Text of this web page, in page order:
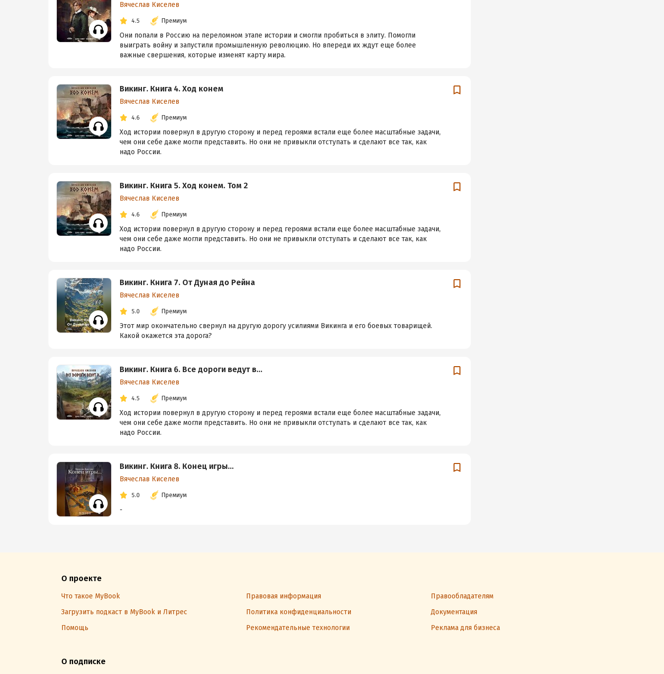
Вячеслав Киселев
4.5 Премиум
Они попали в Россию на переломном этапе истории и смогли пробиться в элиту. Помогли
выиграть войну и запустили промышленную революцию. Но впереди их ждут еще более
важные свершения, которые изменят карту мира.
Викинг. Книга 4. Ход конем
Вячеслав Киселев
4.6 Премиум
Ход истории повернул в другую сторону и перед героями встали еще более масштабные задачи,
чем они себе даже могли представить. Но они не привыкли отступать и сделают все так, как
надо России.
Викинг. Книга 5. Ход конем. Том 2
Вячеслав Киселев
4.6 Премиум
Ход истории повернул в другую сторону и перед героями встали еще более масштабные задачи,
чем они себе даже могли представить. Но они не привыкли отступать и сделают все так, как
надо России.
Викинг. Книга 7. От Дуная до Рейна
Вячеслав Киселев
5.0 Премиум
Этот мир окончательно свернул на другую дорогу усилиями Викинга и его боевых товарищей.
Какой окажется эта дорога?
Викинг. Книга 6. Все дороги ведут в…
Вячеслав Киселев
4.5 Премиум
Ход истории повернул в другую сторону и перед героями встали еще более масштабные задачи,
чем они себе даже могли представить. Но они не привыкли отступать и сделают все так, как
надо России.
Викинг. Книга 8. Конец игры...
Вячеслав Киселев
5.0 Премиум
-
О проекте
Что такое MyBook Правовая информация
Правообладателям
Загрузить подкаст в MyBook и Литрес
Политика конфиденциальности
Документация
Помощь
Рекомендательные технологии Реклама для бизнеса
О подписке